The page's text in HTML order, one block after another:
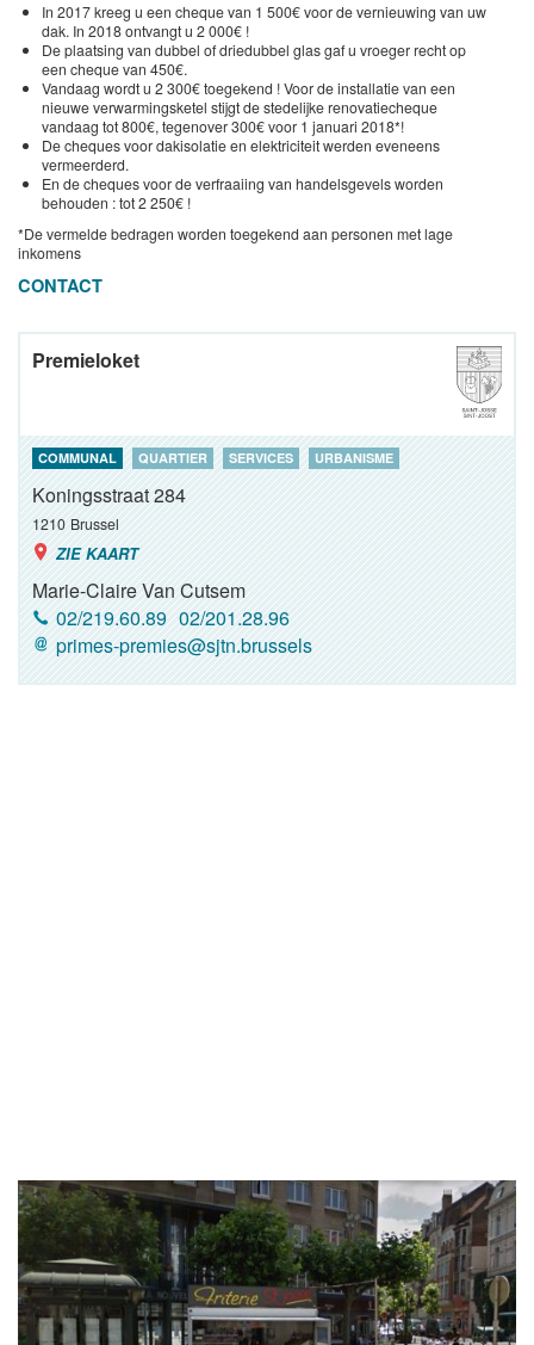
In 2017 kreeg u een cheque van 1 500€ voor de vernieuwing van uw
dak. In 2018 ontvangt u 2 000€ !
De plaatsing van dubbel of driedubbel glas gaf u vroeger recht op
een cheque van 450€.
Vandaag wordt u 2 300€ toegekend ! Voor de installatie van een
nieuwe verwarmingsketel stijgt de stedelijke renovatiecheque
vandaag tot 800€, tegenover 300€ voor 1 januari 2018*!
De cheques voor dakisolatie en elektriciteit werden eveneens
vermeerderd.
En de cheques voor de verfraaiing van handelsgevels worden
behouden : tot 2 250€ !
*De vermelde bedragen worden toegekend aan personen met lage
inkomens
CONTACT
Premieloket
COMMUNAL QUARTIER SERVICES URBANISME
Koningsstraat 284
1210 Brussel
ZIE KAART
Marie-Claire Van Cutsem
02/219.60.89 02/201.28.96
primes-premies@sjtn.brussels